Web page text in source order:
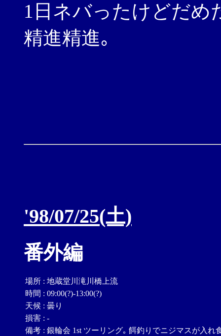
1日ネバったけどだめ
精進精進｡
'98/07/25(土)
番外編
場所 : 地蔵堂川滝川橋上流
時間 : 09:00(?)-13:00(?)
天候 : 曇り
損害 : -
備考 : 銀輪会 1st ツーリング｡ 餌釣りでニジマスが入れ